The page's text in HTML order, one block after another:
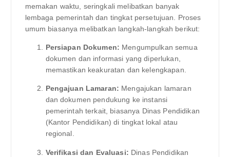
memakan waktu, seringkali melibatkan banyak
lembaga pemerintah dan tingkat persetujuan. Proses
umum biasanya melibatkan langkah-langkah berikut:
Persiapan Dokumen: Mengumpulkan semua
dokumen dan informasi yang diperlukan,
memastikan keakuratan dan kelengkapan.
Pengajuan Lamaran: Mengajukan lamaran
dan dokumen pendukung ke instansi
pemerintah terkait, biasanya Dinas Pendidikan
(Kantor Pendidikan) di tingkat lokal atau
regional.
Verifikasi dan Evaluasi: Dinas Pendidikan